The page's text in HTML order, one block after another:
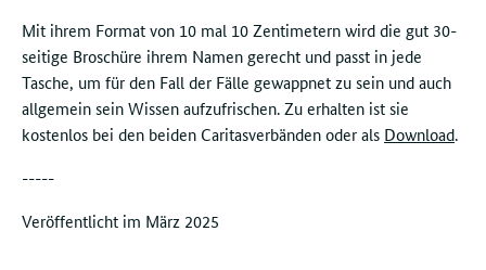
Mit ihrem Format von 10 mal 10 Zentimetern wird die gut 30-
seitige Broschüre ihrem Namen gerecht und passt in jede
Tasche, um für den Fall der Fälle gewappnet zu sein und auch
allgemein sein Wissen aufzufrischen. Zu erhalten ist sie
kostenlos bei den beiden Caritasverbänden oder als Download.
-----
Veröffentlicht im März 2025